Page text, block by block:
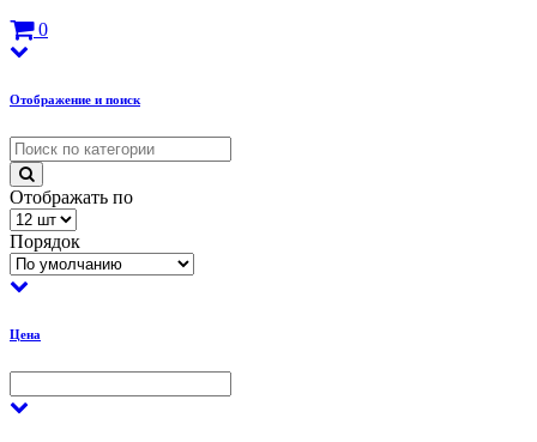
0
Отображение и поиск
Отображать по
Порядок
Цена